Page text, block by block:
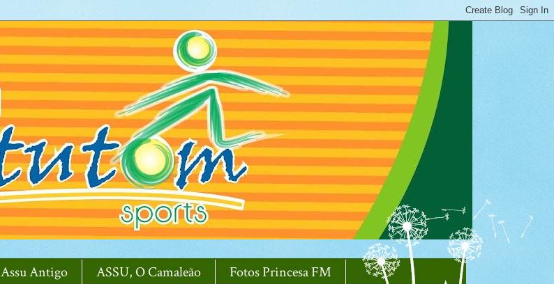
Assu Antigo ASSU, O Camaleão Fotos Princesa FM